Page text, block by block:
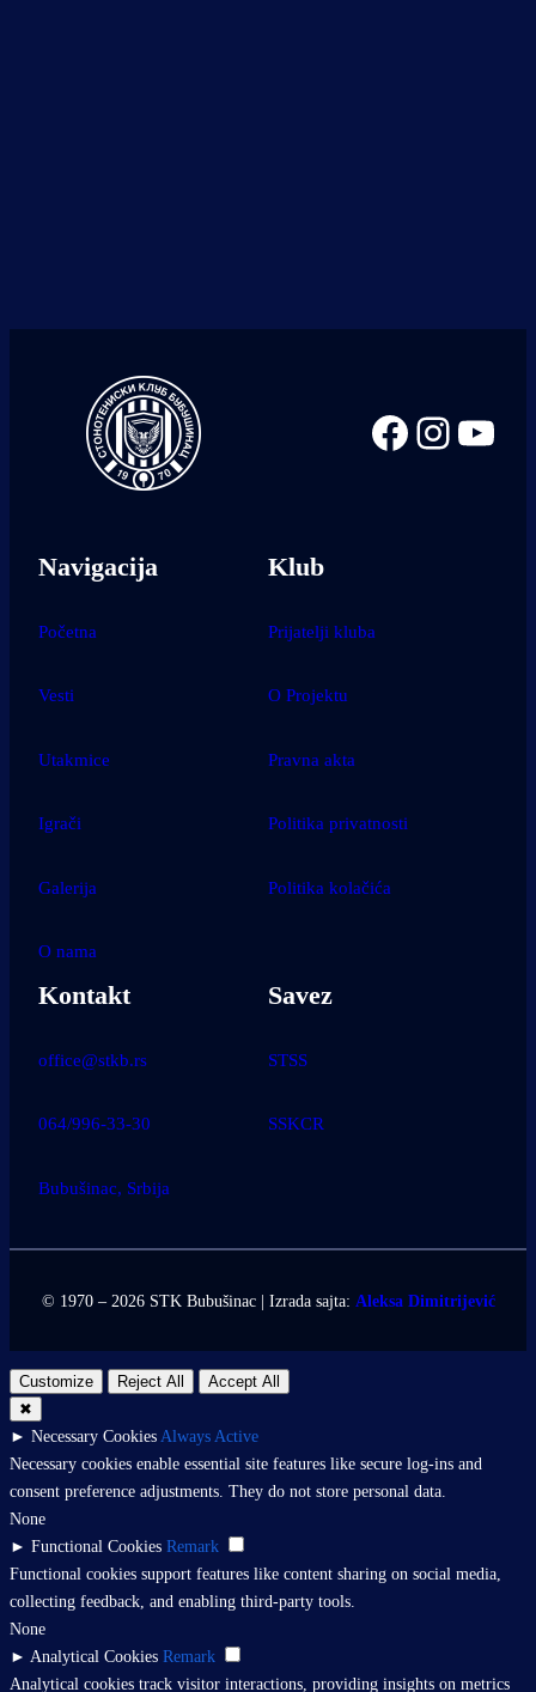
Facebook
Navigacija
Početna
Vesti
Utakmice
Igrači
Galerija
O nama
Klub
Prijatelji kluba
O Projektu
Pravna akta
Politika privatnosti
Politika kolačića
Kontakt
office@stkb.rs
064/996-33-30
Bubušinac, Srbija
Savez
STSS
SSKCR
© 1970 – 2026 STK Bubušinac | Izrada sajta: Aleksa Dimitrijević
Customize Reject All
Accept All
✖
► Necessary CookiesAlways Active
Necessary cookies enable essential site features like secure log-ins and
consent preference adjustments. They do not store personal data.
None
► Functional Cookies Remark
Functional cookies support features like content sharing on social media,
collecting feedback, and enabling third-party tools.
None
► Analytical Cookies Remark
Analytical cookies track visitor interactions, providing insights on metrics